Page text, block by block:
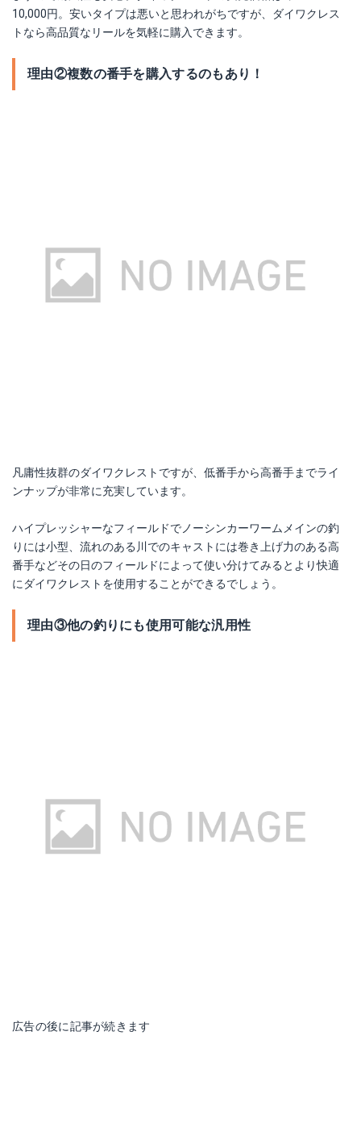
Amazonで詳細を見る
楽天で詳細を見る
10,000円。安いタイプは悪いと思われがちですが、ダイワクレス
トなら高品質なリールを気軽に購入できます。
理由②複数の番手を購入するのもあり！
凡庸性抜群のダイワクレストですが、低番手から高番手までライ
ンナップが非常に充実しています。
ハイプレッシャーなフィールドでノーシンカーワームメインの釣
りには小型、流れのある川でのキャストには巻き上げ力のある高
番手などその日のフィールドによって使い分けてみるとより快適
にダイワクレストを使用することができるでしょう。
理由③他の釣りにも使用可能な汎用性
広告の後に記事が続きます